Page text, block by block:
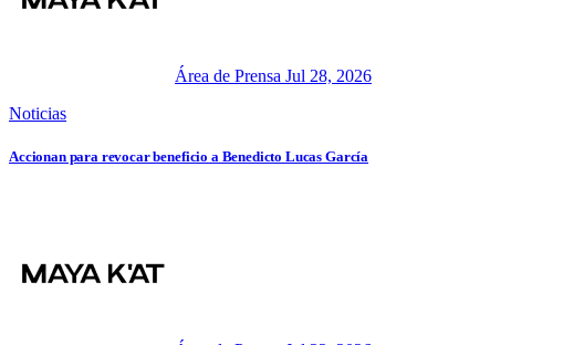
Área de Prensa Jul 28, 2026
Noticias
Accionan para revocar beneficio a Benedicto Lucas García